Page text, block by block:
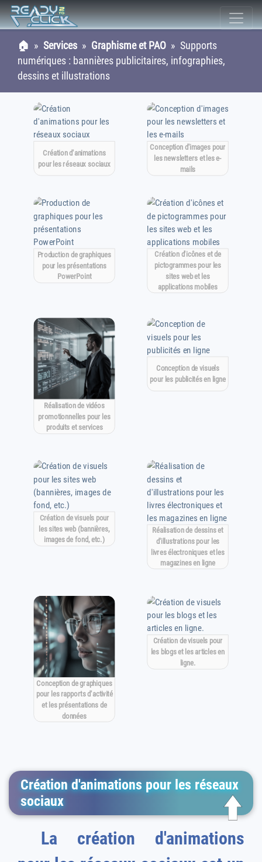
🏠 » Services » Graphisme et PAO » Supports
numériques : bannières publicitaires, infographies,
dessins et illustrations
Création d'animations
pour les réseaux sociaux
Conception d'images pour
les newsletters et les e-
mails
Production de graphiques
pour les présentations
PowerPoint
Création d'icônes et de
pictogrammes pour les
sites web et les
applications mobiles
Réalisation de vidéos
promotionnelles pour les
produits et services
Conception de visuels
pour les publicités en ligne
Création de visuels pour
les sites web (bannières,
images de fond, etc.)
Réalisation de dessins et
d'illustrations pour les
livres électroniques et les
magazines en ligne
Conception de graphiques
pour les rapports d'activité
et les présentations de
données
Création de visuels pour
les blogs et les articles en
ligne.
Création d'animations pour les réseaux
sociaux
La création d'animations